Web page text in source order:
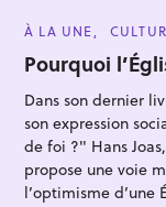
C
T
E
O
I
E
S
À LA UNE
Pourquoi
Dans son dernier
son expression
de foi ?" Hans
propose une voie
l’optimisme d’une
r
: